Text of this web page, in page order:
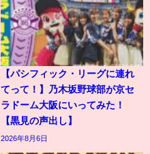
【パシフィック・リーグに連れ
てって！】乃木坂野球部が京セ
ラドーム大阪にいってみた！
【黒見の声出し】
2026年8月6日